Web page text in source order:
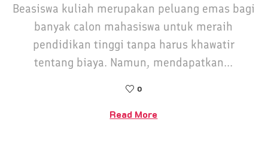
Beasiswa kuliah merupakan peluang emas bagi
banyak calon mahasiswa untuk meraih
pendidikan tinggi tanpa harus khawatir
tentang biaya. Namun, mendapatkan...
0
Read More